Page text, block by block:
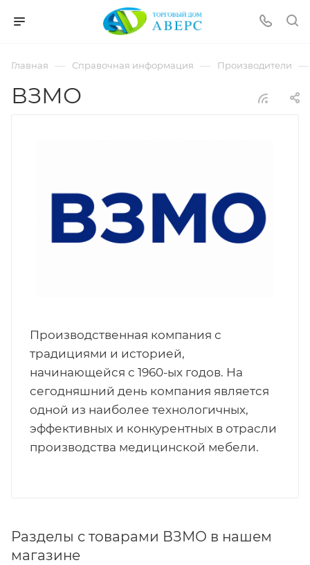
Главная — Справочная информация — Производители —
ВЗМО
Производственная компания с
традициями и историей,
начинающейся с 1960-ых годов. На
сегодняшний день компания является
одной из наиболее технологичных,
эффективных и конкурентных в отрасли
производства медицинской мебели.
Разделы с товарами ВЗМО в нашем
магазине
pornspider.info
xnxx